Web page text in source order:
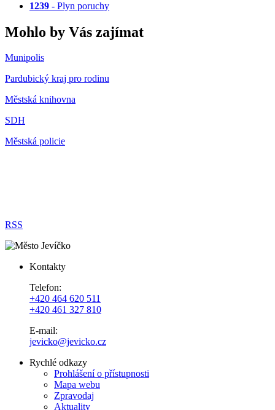
1239 - Plyn poruchy
Mohlo by Vás zajímat
Munipolis
Pardubický kraj pro rodinu
Městská knihovna
SDH
Městská policie
RSS
Kontakty
Telefon:
+420 464 620 511
+420 461 327 810
E-mail:
jevicko@jevicko.cz
Rychlé odkazy
Prohlášení o přístupnosti
Mapa webu
Zpravodaj
Aktuality